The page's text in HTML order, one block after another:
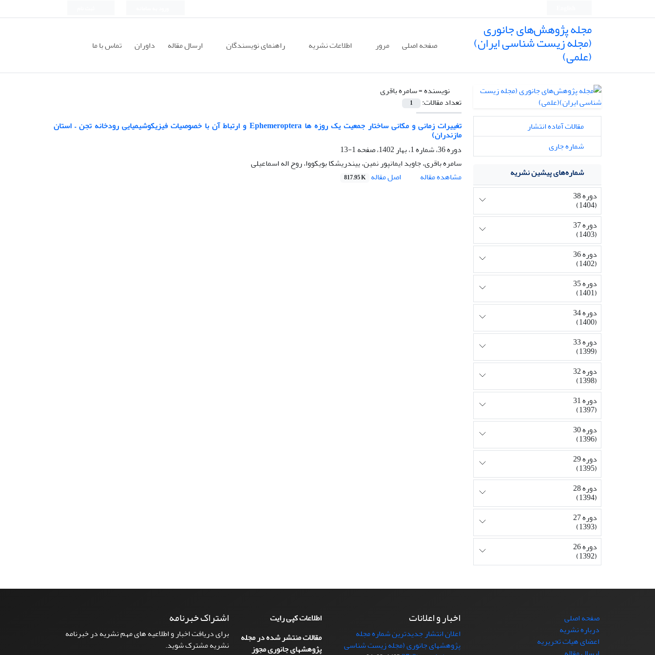
مجله پژوهش‌های جانوری
(مجله زیست شناسی ایران)
(علمی) صفحه اصلی مرور اطلاعات نشریه راهنمای نویسندگان ارسال مقاله داوران تماس با ما
نویسنده =سامره باقری
تعداد مقالات:
1
تغییرات زمانی و مکانی ساختار جمعیت یک روزه ها Ephemeroptera و ارتباط آن با خصوصیات فیزیکوشیمیایی رودخانه تجن – استان
مازندران)
دوره 36، شماره 1، بهار 1402، صفحه
1-13
سامره باقری، جاوید ایمانپور نمین، ییندریشکا بویکووا، روح اله اسماعیلی
مشاهده مقاله
اصل مقاله 817.95 K
مقالات آماده انتشار
شماره جاری
شماره‌های پیشین نشریه
دوره 38
(1404)
دوره 37
(1403)
دوره 36
(1402)
دوره 35
(1401)
دوره 34
(1400)
دوره 33
(1399)
دوره 32
(1398)
دوره 31
(1397)
دوره 30
(1396)
دوره 29
(1395)
دوره 28
(1394)
دوره 27
(1393)
دوره 26
(1392)
صفحه اصلی
درباره نشریه
اعضای هیات تحریریه
اخبار و اعلانات
اعلان انتشار جدیدترین شماره مجله
پژوهشهای جانوری (مجله زیست شناسی
اطلاعات کپی رایت
مقالات منتشر شده در مجله
پژوهشهای جانوری مجوز
اشتراک خبرنامه
برای دریافت اخبار و اطلاعیه های مهم نشریه در خبرنامه
نشریه مشترک شوید.